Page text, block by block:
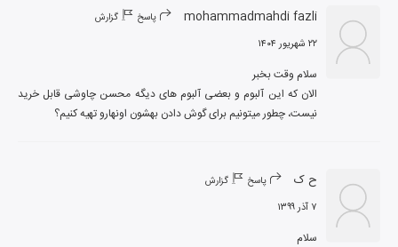
mohammadmahdi fazli پاسخ گزارش
۲۲ شهریور ۱۴۰۴
نیست، چطور میتونیم برای گوش دادن بهشون اونهارو تهیه کنیم؟
ح ک پاسخ گزارش
۷ آذر ۱۳۹۹